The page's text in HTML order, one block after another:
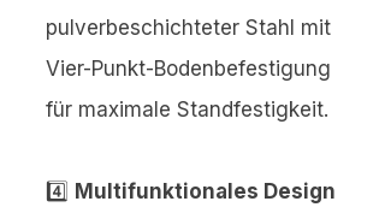
pulverbeschichteter Stahl mit
Vier-Punkt-Bodenbefestigung
für maximale Standfestigkeit.
4️⃣ Multifunktionales Design